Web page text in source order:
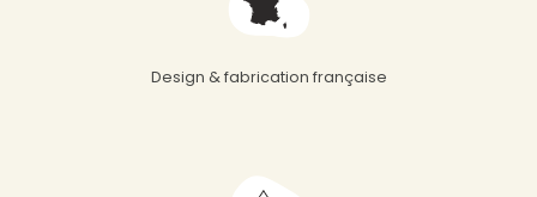
Design & fabrication française